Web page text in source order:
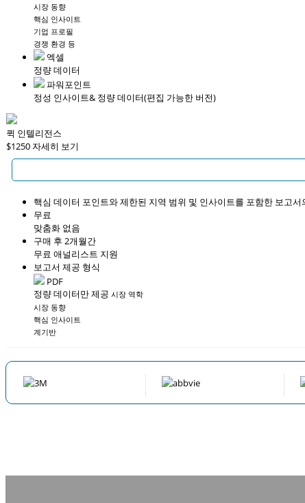
시장 동향
핵심 인사이트
기업 프로필
경쟁 환경 등
엑셀
정량 데이터
파워포인트
정성 인사이트& 정량 데이터(편집 가능한 버전)
퀵 인텔리전스
$1250자세히 보기
핵심 데이터 포인트와 제한된 지역 범위 및 인사이트를 포함한 보고서
무료
맞춤화 없음
구매 후 2개월간
무료 애널리스트 지원
보고서 제공 형식
PDF
정량 데이터만 제공 시장 역학
시장 동향
핵심 인사이트
계기반